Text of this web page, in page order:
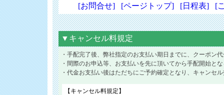
[お問合せ] [ページトップ] [日程表] [
▼キャンセル料規定
・手配完了後、弊社指定のお支払い期日までに、クーポン
・間際のお申込等、お支払いを先に頂いてから手配開始と
・代金お支払い後はただちにご予約確定となり、キャンセ
【キャンセル料規定】